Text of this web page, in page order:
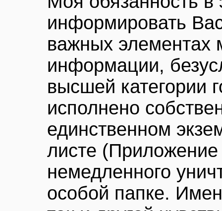
информировать
важных элементах
информации,
высшей категории
исполнено
единственном
листе
немедленного
особой папке.